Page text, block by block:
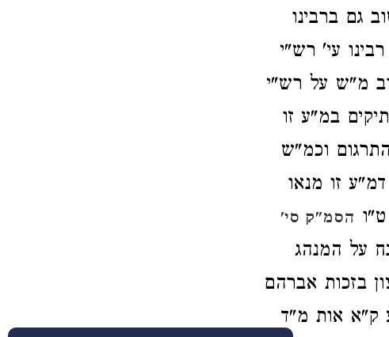
גם ברבינו
עי' רש"י
מ"ש על רש"י
במ"ע זו
וכמ"ש
זו מנאו
הסמ"ק סי'
על המנהג
בזכות אברהם
ק"א אות מ"ד